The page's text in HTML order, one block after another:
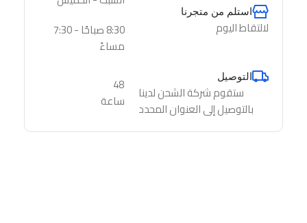
استلم من متجرنا
لالتقاط اليوم
8:30 صباحًا - 7:30
مساءً
التوصيل
ستقوم شركة الشحن لدينا
بالتوصيل إلى العنوان المحدد
48
ساعة